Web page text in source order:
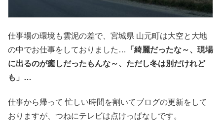
仕事場の環境も雲泥の差で、宮城県 山元町は大空と大地
の中でお仕事をしておりました…
「綺麗だったな～、現場
に出るのが癒しだったもんな～、ただし冬は別だけれど
も」…
仕事から帰って 忙しい時間を割いてブログの更新をして
おりますが、つねにテレビは点けっぱなしです。